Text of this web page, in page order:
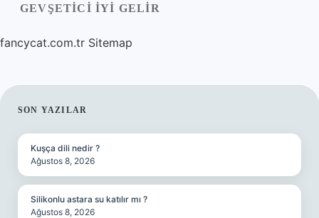
GEVŞETICI IYI GELIR
fancycat.com.tr Sitemap
SIDEBAR
SON YAZILAR
Kuşça dili nedir ?
Ağustos 8, 2026
Silikonlu astara su katılır mı ?
Ağustos 8, 2026